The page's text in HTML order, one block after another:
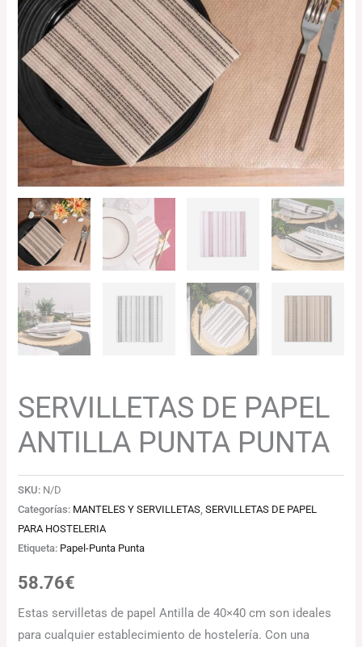
SERVILLETAS DE PAPEL
ANTILLA PUNTA PUNTA
SKU: N/D
Categorías: MANTELES Y SERVILLETAS,SERVILLETAS DE PAPEL
PARA HOSTELERIA
Etiqueta: Papel-Punta Punta
58.76€
Estas servilletas de papel Antilla de 40×40 cm son ideales
para cualquier establecimiento de hostelería. Con una